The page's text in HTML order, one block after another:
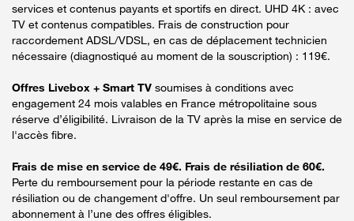
services et contenus payants et sportifs en direct. UHD 4K : avec
TV et contenus compatibles. Frais de construction pour
raccordement ADSL/VDSL, en cas de déplacement technicien
nécessaire (diagnostiqué au moment de la souscription) : 119€.
Offres Livebox + Smart TV soumises à conditions avec
engagement 24 mois valables en France métropolitaine sous
réserve d’éligibilité. Livraison de la TV après la mise en service de
l'accès fibre.
Frais de mise en service de 49€. Frais de résiliation de 60€.
Perte du remboursement pour la période restante en cas de
résiliation ou de changement d'offre. Un seul remboursement par
abonnement à l’une des offres éligibles.